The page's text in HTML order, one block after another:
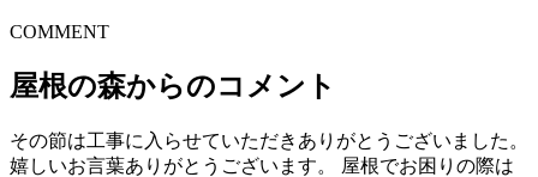
COMMENT
屋根の森からのコメント
その節は工事に入らせていただきありがとうございました。
嬉しいお言葉ありがとうございます。 屋根でお困りの際は